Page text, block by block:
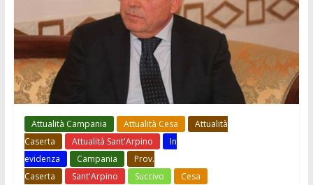
Attualità Campania Attualità Cesa
Attualità
Caserta
Attualità Sant'Arpino
In
evidenza
Campania
Prov.
Caserta
Sant'Arpino Succivo Cesa